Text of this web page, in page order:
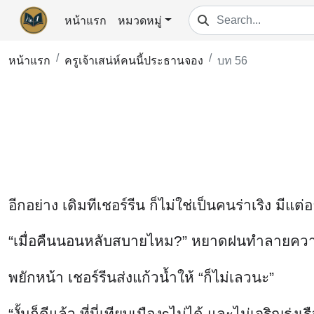
หน้าแรก หมวดหมู่
หน้าแรก ครูเจ้าเสน่ห์คนนี้ประธานจอง บท 56
อีกอย่าง เดิมทีเชอร์รีน ก็ไม่ใช่เป็นคนร่าเริง มีแ
“เมื่อคืนนอนหลับสบายไหม?” หยาดฝนทำลายคว
พยักหน้า เชอร์รีนส่งแก้วน้ำให้ “ก็ไม่เลวนะ”